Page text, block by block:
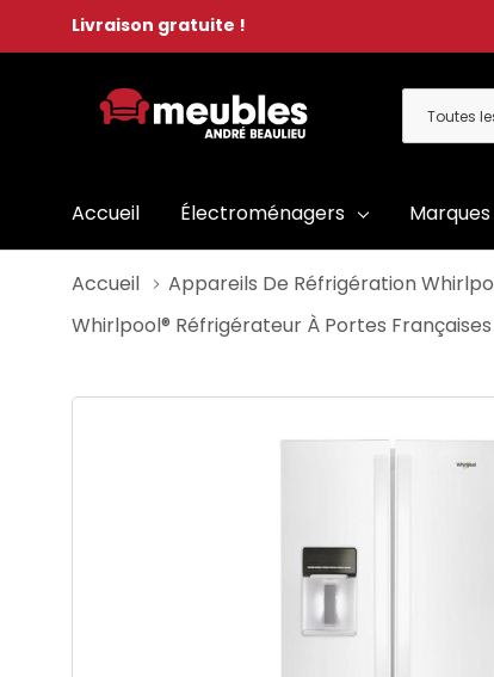
Livraison gratuite !
Toutes
les
Accueil Électroménagers Marques
Accueil Appareils De Réfrigération
Whirlpool® Réfrigérateur À Portes Françaises